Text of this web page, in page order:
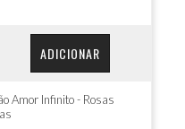
ADICIONAR
Amor Infinito - Rosas